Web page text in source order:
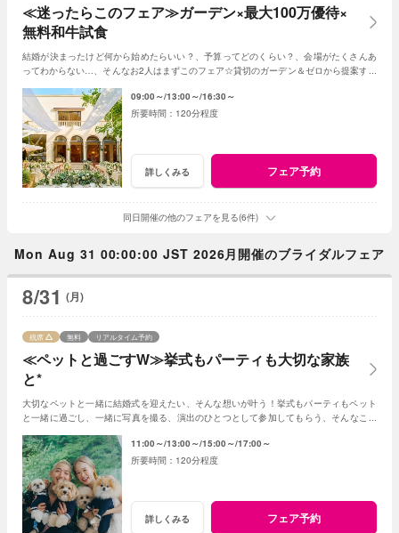
≪迷ったらこのフェア≫ガーデン×最大100万優待×
無料和牛試食
結婚が決まったけど何から始めたらいい？、予算ってどのくらい？、会場がたくさんあ
ってわからない…、そんなお2人はまずこのフェア☆貸切のガーデン＆ゼロから提案する
09:00～ 13:00～ 16:30～
120分程度
詳しくみる フェア予約
同日開催の他のフェアを見る(6件)
Mon Aug 31 00:00:00 JST 2026月開催のブライダルフェア
8/31 (月)
≪ペットと過ごすW≫挙式もパーティも大切な家族
と*
残席 無料 リアルタイム予約
大切なペットと一緒に結婚式を迎えたい、そんな想いが叶う！挙式もパーティもペット
と一緒に過ごし、一緒に写真を撮る、演出のひとつとして参加してもらう、そんなこと
11:00～ 13:00～ 15:00～ 17:00～
120分程度
詳しくみる フェア予約